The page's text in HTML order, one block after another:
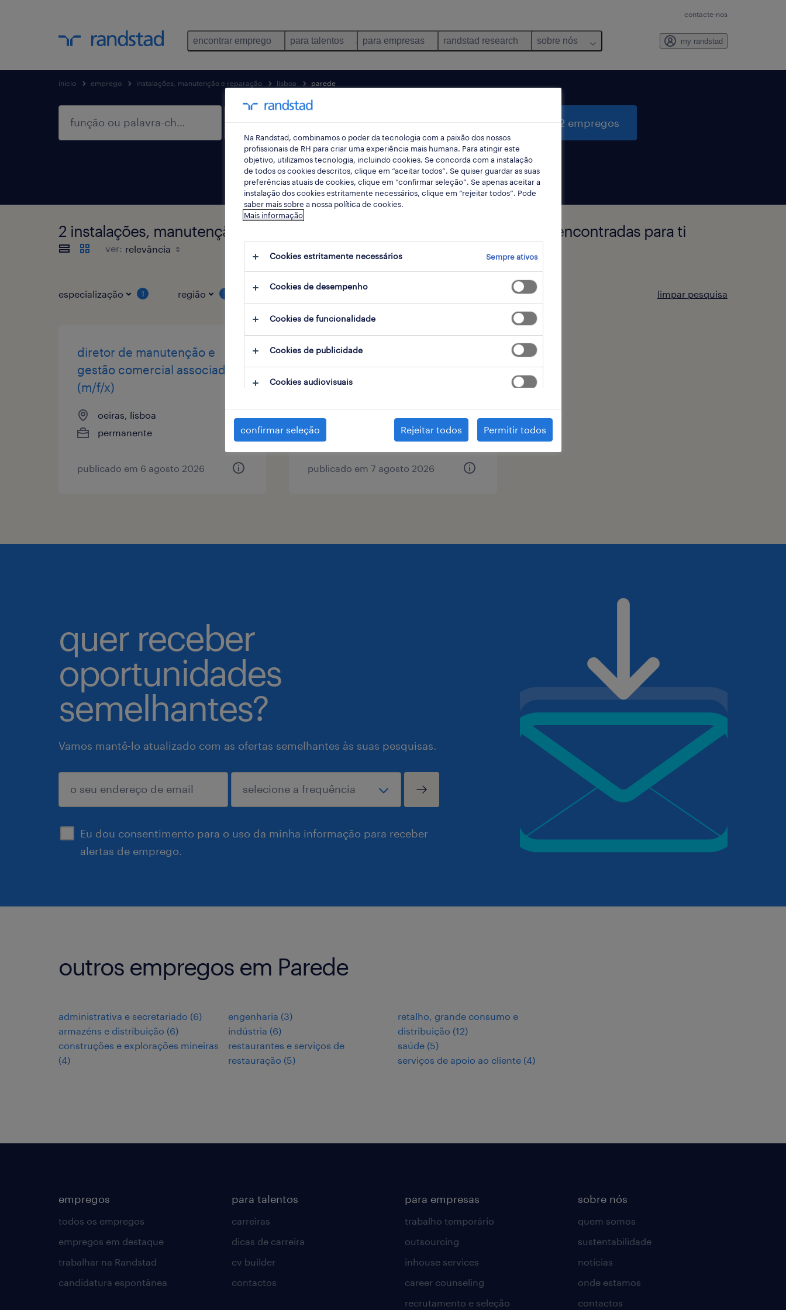
contacte-nos
encontrar emprego para talentos para empresas randstad research sobre nós my randstad
início emprego instalações, manutenção e reparação lisboa parede
pesquisar 2 empregos
2 instalações, manutenção e reparação oportunidades em Parede, Lisboa encontradas para ti
ver:
especialização 1 região 1 limpar pesquisa
diretor de manutenção e
gestão comercial associada
(m/f/x)
oeiras, lisboa
permanente
publicado em 6 agosto 2026
técnico de refrigeração
(m/f/x)
publicado em 7 agosto 2026
quer receber
oportunidades
semelhantes?
Vamos mantê-lo atualizado com as ofertas semelhantes às suas pesquisas.
Eu dou consentimento para o uso da minha informação para receber
alertas de emprego.
enviar
outros empregos em Parede
administrativa e secretariado (6)
armazéns e distribuição (6)
construções e explorações mineiras
(4)
engenharia (3)
indústria (6)
restaurantes e serviços de
restauração (5)
retalho, grande consumo e
distribuição (12)
saúde (5)
serviços de apoio ao cliente (4)
empregos
todos os empregos
empregos em destaque
trabalhar na Randstad
candidatura espontânea
para talentos
carreiras
dicas de carreira
cv builder
contactos
para empresas
trabalho temporário
outsourcing
inhouse services
career counseling
recrutamento e seleção
sobre nós
quem somos
sustentabilidade
notícias
onde estamos
contactos
Na Randstad, combinamos o poder da tecnologia com a paixão dos nossos
profissionais de RH para criar uma experiência mais humana. Para atingir este
objetivo, utilizamos tecnologia, incluindo cookies. Se concorda com a instalação
de todos os cookies descritos, clique em “aceitar todos”. Se quiser guardar as suas
preferências atuais de cookies, clique em “confirmar seleção”. Se apenas aceitar a
instalação dos cookies estritamente necessários, clique em “rejeitar todos”. Pode
saber mais sobre a nossa política de cookies.
Mais informação
Cookies estritamente necessários Sempre ativos
Cookies de desempenho
Cookies de funcionalidade
Cookies de publicidade
Cookies audiovisuais
confirmar seleção Rejeitar todos Permitir todos